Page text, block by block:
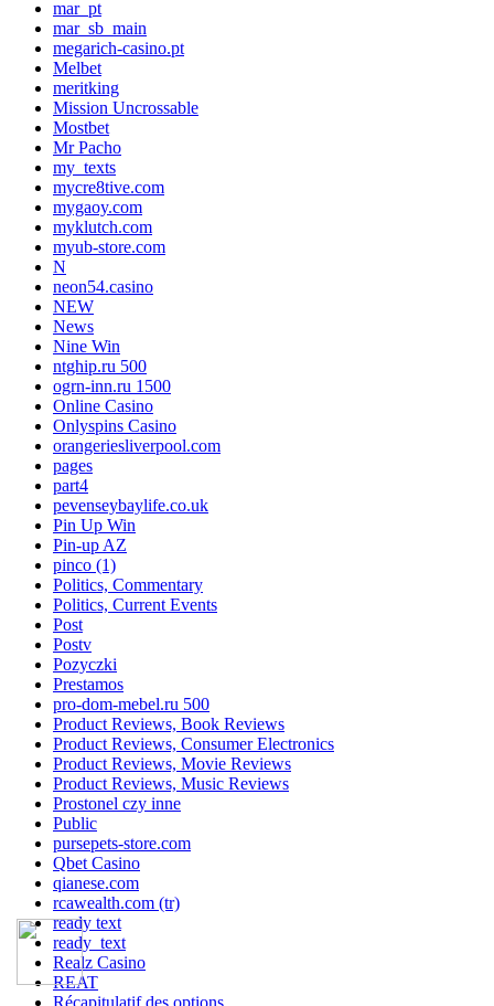
mar_pt
mar_sb_main
megarich-casino.pt
Melbet
meritking
Mission Uncrossable
Mostbet
Mr Pacho
my_texts
mycre8tive.com
mygaoy.com
myklutch.com
myub-store.com
N
neon54.casino
NEW
News
Nine Win
ntghip.ru 500
ogrn-inn.ru 1500
Online Casino
Onlyspins Casino
orangeriesliverpool.com
pages
part4
pevenseybaylife.co.uk
Pin Up Win
Pin-up AZ
pinco (1)
Politics, Commentary
Politics, Current Events
Post
Postv
Pozyczki
Prestamos
pro-dom-mebel.ru 500
Product Reviews, Book Reviews
Product Reviews, Consumer Electronics
Product Reviews, Movie Reviews
Product Reviews, Music Reviews
Prostonel czy inne
Public
pursepets-store.com
Qbet Casino
qianese.com
rcawealth.com (tr)
ready text
ready_text
Realz Casino
REAT
Récapitulatif des options